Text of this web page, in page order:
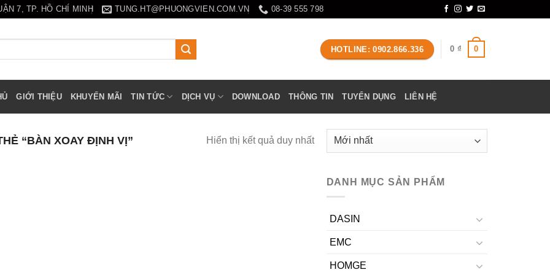
7, TP. HỒ CHÍ MINH TUNG.HT@PHUONGVIEN.COM.VN 08-39 555 798
HOTLINE: 0902.866.336 0 ₫ 0
GIỚI THIỆU KHUYẾN MÃI TIN TỨC DỊCH VỤ DOWNLOAD THÔNG TIN TUYỂN DỤNG LIÊN HỆ
“BÀN XOAY ĐỊNH VỊ” Hiển thị kết quả duy nhất
DANH MỤC SẢN PHẨM
DASIN
EMC
HOMGE